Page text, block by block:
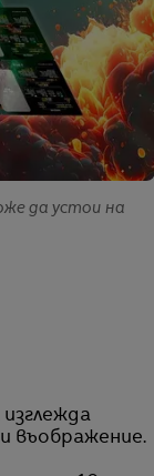
да устои на
въображение.